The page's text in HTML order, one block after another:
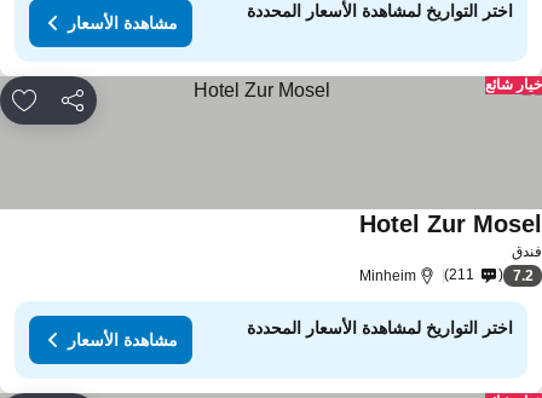
اختر التواريخ لمشاهدة الأسعار المحددة
مشاهدة الأسعار
مشاركة
شائع
Hotel Zur
7.2
211
Minheim
اختر التواريخ لمشاهدة الأسعار المحددة
مشاهدة الأسعار